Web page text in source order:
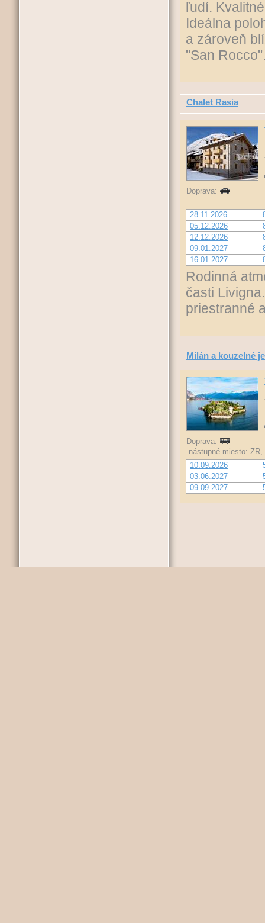
ľudí.
Ideálna
a zároveň
"San
Chalet Rasia
Doprava:
28.11.2026
05.12.2026
12.12.2026
09.01.2027
16.01.2027
Rodinná
časti
priestranné
Milán a kouzelné
Doprava:
nástupné miesto:
10.09.2026
03.06.2027
09.09.2027